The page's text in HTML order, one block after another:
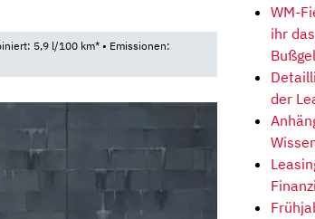
5,9 l/100 km* • Emissionen:
WM-
ihr
der